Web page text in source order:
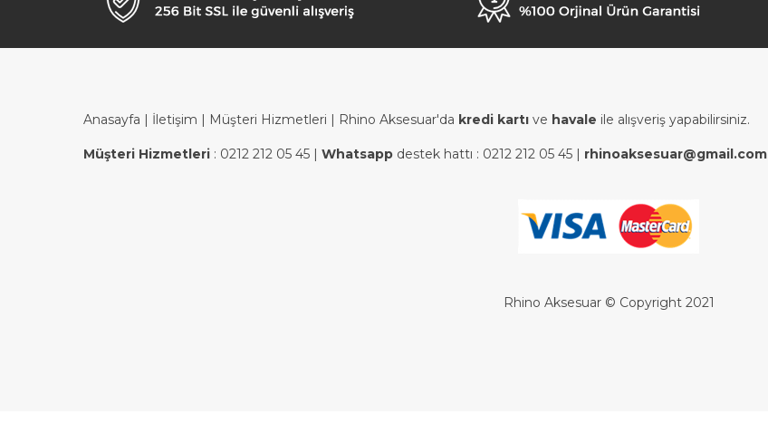
Anasayfa | İletişim | Müşteri Hizmetleri | Rhino Aksesuar'da kredi kartı ve havale ile alışveriş yapabilirsiniz.
Müşteri Hizmetleri : 0212 212 05 45 | Whatsapp destek hattı : 0212 212 05 45 | rhinoaksesuar@gmail.com
Rhino Aksesuar © Copyright 2021